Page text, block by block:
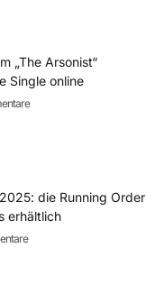
„The Arsonist“
Single online
die Running Order
erhältlich